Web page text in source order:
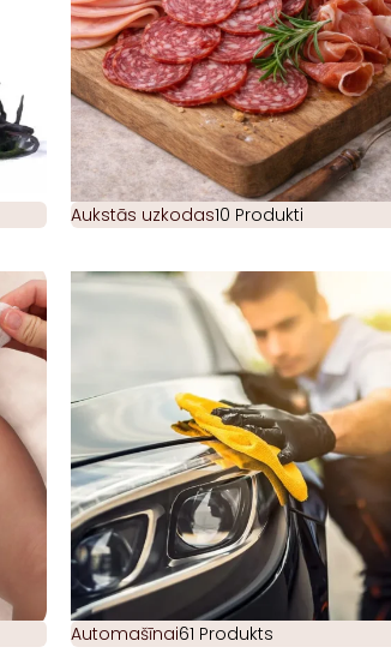
Aukstās uzkodas10 Produkti
Automašīnai61 Produkts